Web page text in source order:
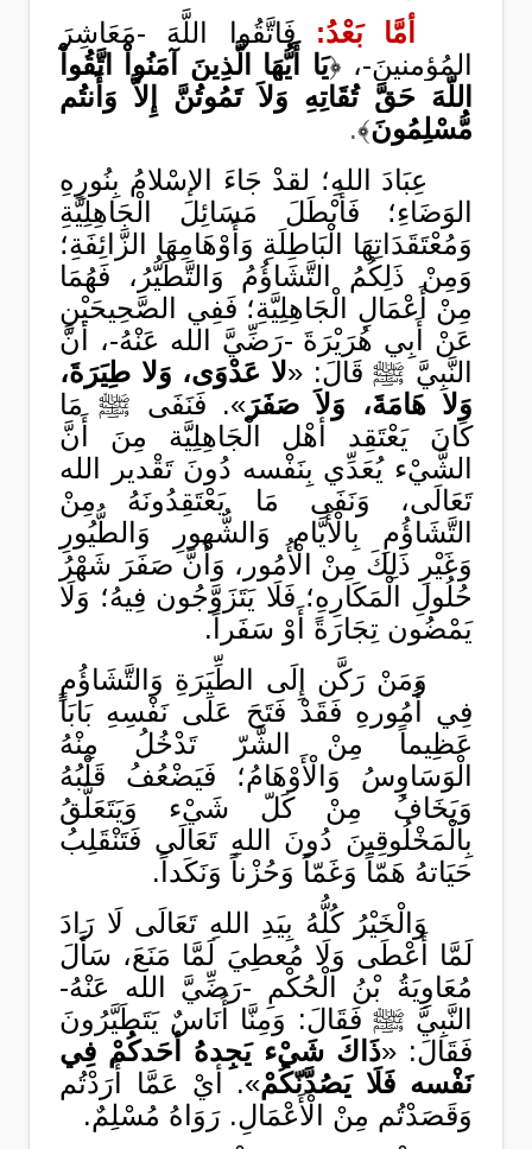
أمَّا بَعْدُ:
فَاتَّقُوا اللَّهَ -مَعَاشِرَ
المُؤمنينَ-، ﴿يَا أَيُّهَا الَّذِينَ آمَنُواْ اتَّقُواْ
اللّهَ حَقَّ تُقَاتِهِ وَلاَ تَمُوتُنَّ إِلاَّ وَأَنتُم
مُّسْلِمُونَ﴾.
عِبَادَ اللهِ؛ لقدْ جَاءَ اﻹسْلامُ بِنُورِهِ
الوَضَاءِ؛ فَأَبْطَلَ مَسَائِلَ الْجَاهِلِيَّةِ
وَمُعْتَقَدَاتِهَا الْبَاطِلَةِ وَأَوْهَامِهَا الزَّائِفَةِ؛
وَمِنْ ذَلِكُمُ التَّشَاؤُمُ وَالتَّطَيُّرُ، فَهُمَا
مِنْ أَعْمَالِ الْجَاهِلِيَّةِ؛ فَفِي الصَّحِيحَيْنِ
عَنْ أَبِي هُرَيْرَةَ -رَضِّيَّ الله عَنْهُ-، أنَّ
النَّبِيَّ ﷺ قَالَ: «لا عَدْوَى، وَلا طِيَرَةَ،
وَلا هَامَةَ، وَلاَ صَفَرَ». فَنَفَى ﷺ مَا
كَانَ يَعْتَقِد أهْل الْجَاهِلِيَّة مِنَ أَنَّ
الشَّيْء يُعَدِّي بِنَفْسه دُونَ تَقْدير الله
تَعَالَى، وَنَفَى مَا يَعْتَقِدُونَهُ مِنْ
التَّشَاؤُمِ بِالْأَيَّام وَالشُّهورِ وَالطُّيُورِ
وَغَيْرِ ذَلِكَ مِنْ الْأُمُور، وَأَنَّ صَفَرَ شَهْرُ
حُلُولِ الْمَكَارِهِ؛ فَلَا يَتَزَوَّجُون فِيهُ؛ وَلَا
يَمْضُون تِجَارَةً أَوْ سَفَراً.
وَمَنْ رَكَّن إِلَى الطِّيَرَةِ وَالتَّشَاؤُمِ
فِي أُمُورهِ فَقَدْ فَتَحَ عَلَى نَفْسِهِ بَابَاً
عَظِيماً مِنْ الشَّرّ تَدْخُلُ مِنْهُ
الْوَسَاوِسُ وَالْأَوْهَامُ؛ فَيَضْعُفُ قَلْبُهُ
وَيَخَافُ مِنْ كَلّ شَيْء وَيَتَعَلَّقُ
بِالْمَخْلُوقِينَ دُونَ اللهِ تَعَالَى فَتَنْقَلِبُ
حَيَاتهُ هَمّاً وَغَمّاً وَحُزْناً وَنَكَداً.
وَالْخَيْرُ كُلُّهُ بِيَدِ اللهِ تَعَالَى لَا رَادَ
لَمَّا أَعْطَى وَلَا مُعطِيَ لَمَّا مَنَعَ، سَأَلَ
مُعَاوِيَةُ بْنُ الْحُكْمِ -رَضِّيَّ الله عَنْهُ-
النَّبِيَّ ﷺ فَقَالَ: وَمِنَّا أُنَاسٌ يَتَطَيَّرُونَ
فَقَالَ: «ذَاكَ شَيْء يَجِدهُ أحَدكُمْ فِي
نَفْسه فَلَا يَصُدَّنّكُمْ». أيْ عَمَّا أَرَدْتُم
وَقَصَدْتُم مِنْ الْأَعْمَالِ. رَوَاهُ مُسْلِمٌ.